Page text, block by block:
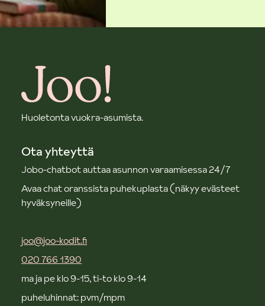
Huoletonta vuokra-asumista.
Ota yhteyttä
Jobo-chatbot auttaa asunnon varaamisessa 24/7
Avaa chat oranssista puhekuplasta (näkyy evästeet
hyväksyneille)
joo@joo-kodit.fi
020 766 1390
ma ja pe klo 9-15, ti-to klo 9-14
puheluhinnat: pvm/mpm